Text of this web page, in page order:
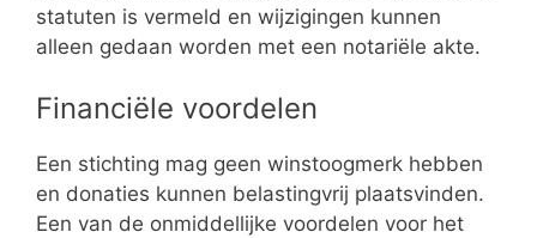
statuten is vermeld en wijzigingen kunnen
alleen gedaan worden met een notariële akte.
Financiële voordelen
Een stichting mag geen winstoogmerk hebben
en donaties kunnen belastingvrij plaatsvinden.
Een van de onmiddellijke voordelen voor het